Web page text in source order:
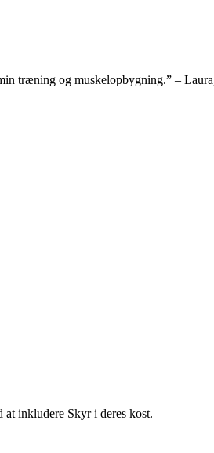
træning og muskelopbygning.” –
at inkludere Skyr i deres kost.